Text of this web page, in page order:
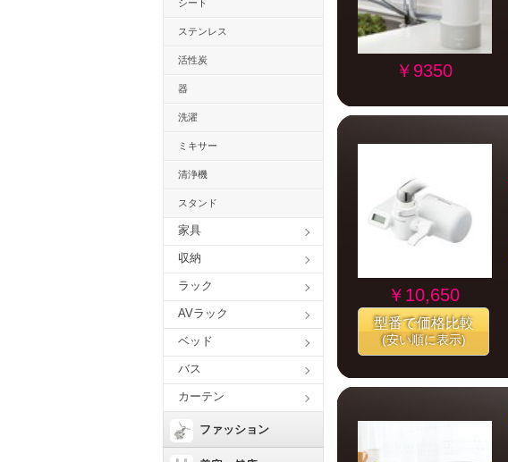
シート
ステンレス
活性炭
器
洗濯
ミキサー
清浄機
スタンド
家具
収納
ラック
AVラック
ベッド
バス
カーテン
ファッション
￥9350
￥10,650
型番で価格比較
(安い順に表示)